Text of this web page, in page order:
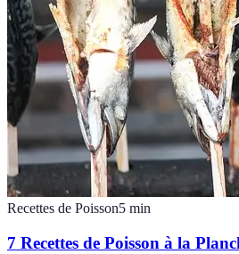
Recettes de Poisson5 min
7 Recettes de Poisson à la